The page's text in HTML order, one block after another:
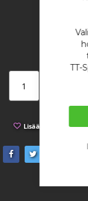
TT-
Lisää toivelistaan